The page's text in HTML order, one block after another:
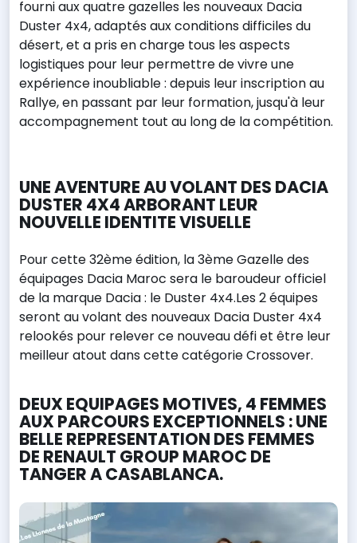
fourni aux quatre gazelles les nouveaux Dacia
Duster 4x4, adaptés aux conditions difficiles du
désert, et a pris en charge tous les aspects
logistiques pour leur permettre de vivre une
expérience inoubliable : depuis leur inscription au
Rallye, en passant par leur formation, jusqu'à leur
accompagnement tout au long de la compétition.
UNE AVENTURE AU VOLANT DES DACIA
DUSTER 4X4 ARBORANT LEUR
NOUVELLE IDENTITE VISUELLE
Pour cette 32ème édition, la 3ème Gazelle des
équipages Dacia Maroc sera le baroudeur officiel
de la marque Dacia : le Duster 4x4.Les 2 équipes
seront au volant des nouveaux Dacia Duster 4x4
relookés pour relever ce nouveau défi et être leur
meilleur atout dans cette catégorie Crossover.
DEUX EQUIPAGES MOTIVES, 4 FEMMES
AUX PARCOURS EXCEPTIONNELS : UNE
BELLE REPRESENTATION DES FEMMES
DE RENAULT GROUP MAROC DE
TANGER A CASABLANCA.